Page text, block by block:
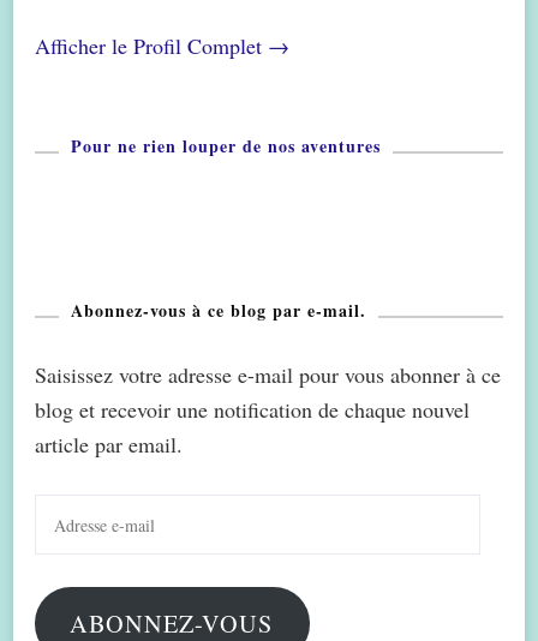
Afficher le Profil Complet →
Pour ne rien louper de nos aventures
Abonnez-vous à ce blog par e-mail.
Saisissez votre adresse e-mail pour vous abonner à ce
blog et recevoir une notification de chaque nouvel
article par email.
mail
ABONNEZ-VOUS